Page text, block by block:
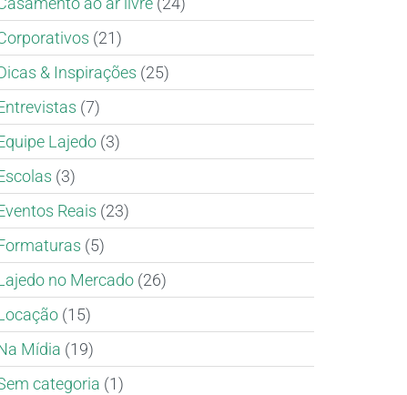
(21)
& Inspirações (25)
(7)
Lajedo(3)
(3)
Reais (23)
(5)
no Mercado(26)
(15)
Mídia (19)
categoria (1)